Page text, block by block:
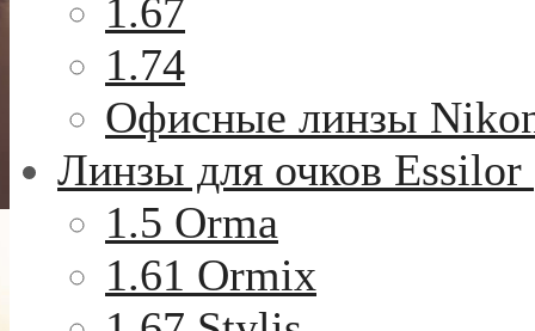
1.67
1.74
Офисные линзы
Линзы для очков
1.5 Orma
1.61 Ormix